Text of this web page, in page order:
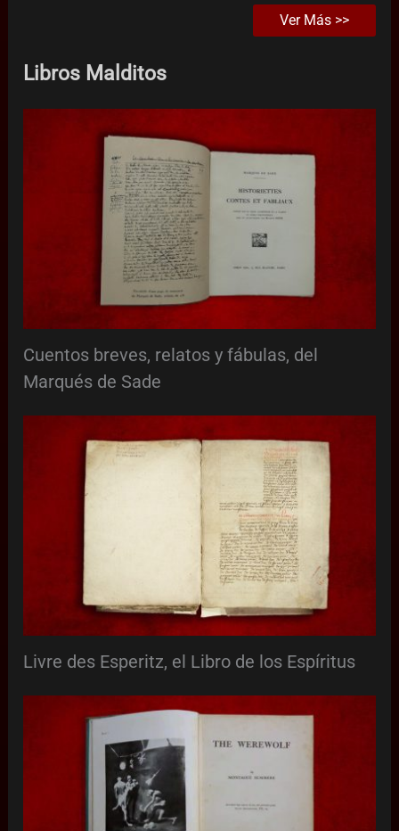
Ver Más >>
Libros Malditos
Cuentos breves, relatos y fábulas, del
Marqués de Sade
Livre des Esperitz, el Libro de los Espíritus